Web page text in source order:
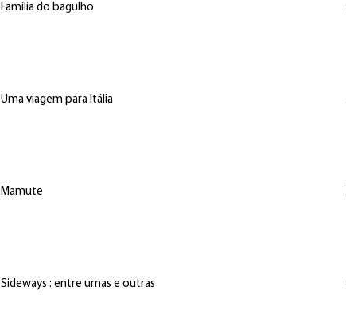
Família do bagulho
Uma viagem para Itália
Mamute
Sideways : entre umas e outras